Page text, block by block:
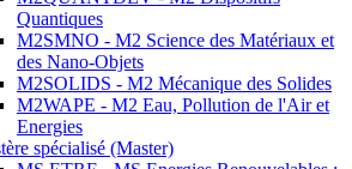
Quantiques
M2SMNO - M2 Science des Matériaux et
des Nano-Objets
M2SOLIDS - M2 Mécanique des Solides
M2WAPE - M2 Eau, Pollution de l'Air et
Energies
spécialisé (Master)